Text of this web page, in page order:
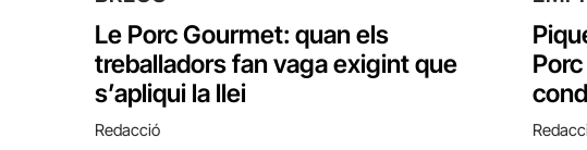
Le Porc Gourmet: quan els
treballadors fan vaga exigint que
s’apliqui la llei
Redacció